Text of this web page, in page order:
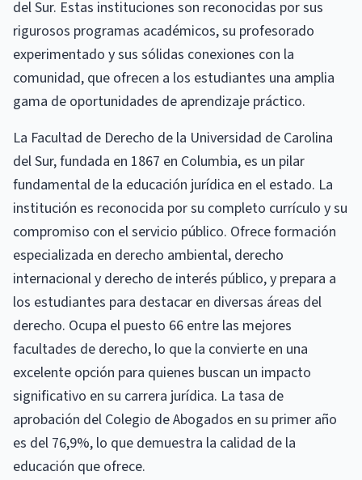
del Sur. Estas instituciones son reconocidas por sus
rigurosos programas académicos, su profesorado
experimentado y sus sólidas conexiones con la
comunidad, que ofrecen a los estudiantes una amplia
gama de oportunidades de aprendizaje práctico.
La Facultad de Derecho de la Universidad de Carolina
del Sur, fundada en 1867 en Columbia, es un pilar
fundamental de la educación jurídica en el estado. La
institución es reconocida por su completo currículo y su
compromiso con el servicio público. Ofrece formación
especializada en derecho ambiental, derecho
internacional y derecho de interés público, y prepara a
los estudiantes para destacar en diversas áreas del
derecho. Ocupa el puesto 66 entre las mejores
facultades de derecho, lo que la convierte en una
excelente opción para quienes buscan un impacto
significativo en su carrera jurídica. La tasa de
aprobación del Colegio de Abogados en su primer año
es del 76,9%, lo que demuestra la calidad de la
educación que ofrece.